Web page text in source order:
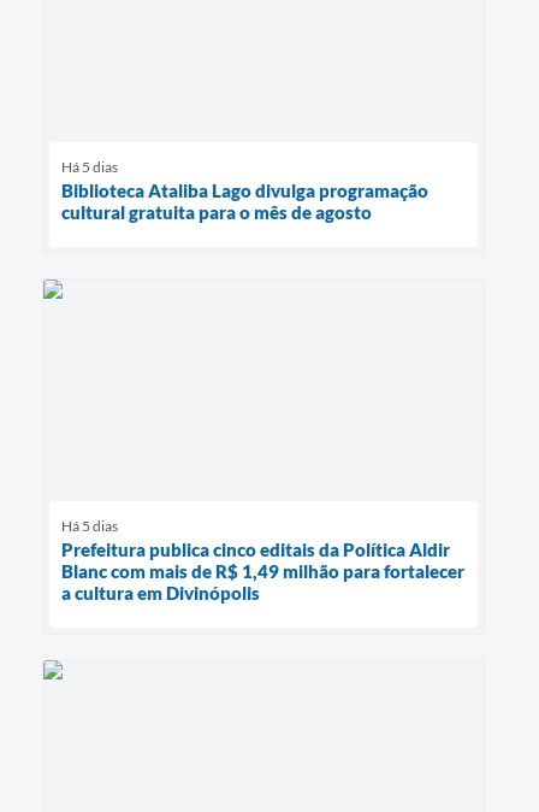
Há 5 dias
Biblioteca Ataliba Lago divulga programação
cultural gratuita para o mês de agosto
Há 5 dias
Prefeitura publica cinco editais da Política Aldir
Blanc com mais de R$ 1,49 milhão para fortalecer
a cultura em Divinópolis